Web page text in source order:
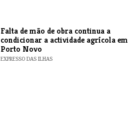
Falta de mão de obra continua a
condicionar a actividade agrícola em
Porto Novo
EXPRESSO DAS ILHAS